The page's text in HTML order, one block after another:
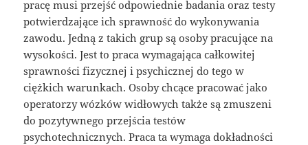
pracę musi przejść odpowiednie badania oraz testy
potwierdzające ich sprawność do wykonywania
zawodu. Jedną z takich grup są osoby pracujące na
wysokości. Jest to praca wymagająca całkowitej
sprawności fizycznej i psychicznej do tego w
ciężkich warunkach. Osoby chcące pracować jako
operatorzy wózków widłowych także są zmuszeni
do pozytywnego przejścia testów
psychotechnicznych. Praca ta wymaga dokładności